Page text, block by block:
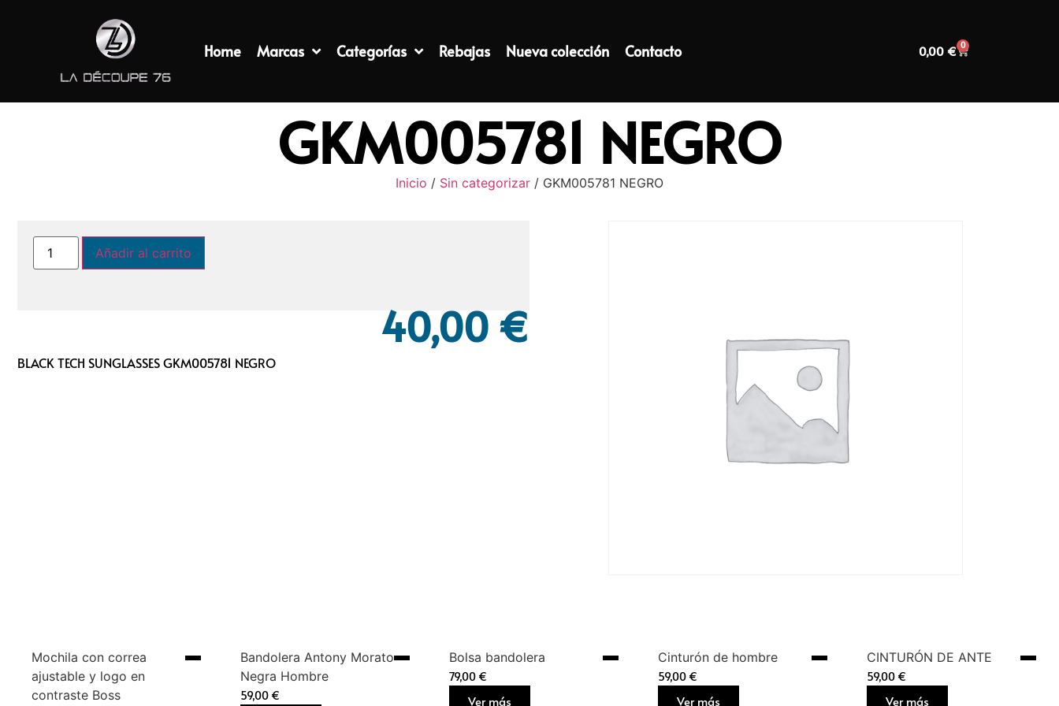
Home Marcas Categorías Rebajas Nueva colección Contacto 0,00 € 0
GKM005781 NEGRO
Inicio / Sin categorizar / GKM005781 NEGRO
Añadir al carrito
40,00 €
BLACK TECH SUNGLASSES GKM005781 NEGRO
Mochila con correa
ajustable y logo en
contraste Boss
Bandolera Antony Morato
Negra Hombre
59,00 €
Bolsa bandolera
79,00 €
Ver más
Cinturón de hombre
59,00 €
Ver más
CINTURÓN DE ANTE
59,00 €
Ver más